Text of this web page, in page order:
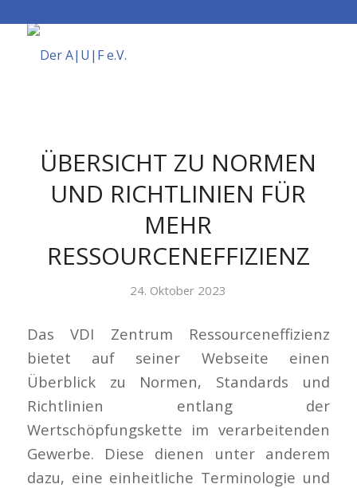
ÜBERSICHT ZU NORMEN
UND RICHTLINIEN FÜR
MEHR
RESSOURCENEFFIZIENZ
24. Oktober 2023
Das VDI Zentrum Ressourceneffizienz
bietet auf seiner Webseite einen
Überblick zu Normen, Standards und
Richtlinien entlang der
Wertschöpfungskette im verarbeitenden
Gewerbe. Diese dienen unter anderem
dazu, eine einheitliche Terminologie und